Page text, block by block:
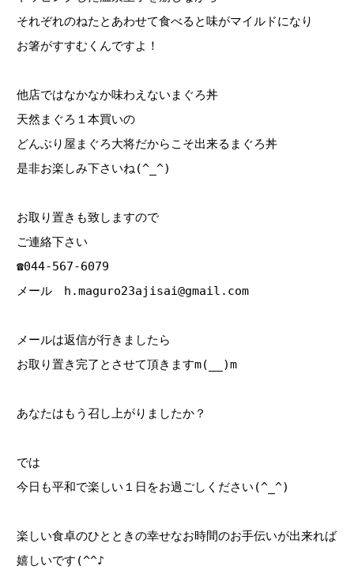
それぞれのねたとあわせて食べると味がマイルドになり
お箸がすすむくんですよ！
他店ではなかなか味わえないまぐろ丼
天然まぐろ１本買いの
どんぶり屋まぐろ大将だからこそ出来るまぐろ丼
是非お楽しみ下さいね(^_^)
お取り置きも致しますので
ご連絡下さい
☎044‐567‐6079
メール h.maguro23ajisai@gmail.com
メールは返信が行きましたら
お取り置き完了とさせて頂きますm(__)m
あなたはもう召し上がりましたか？
では
今日も平和で楽しい１日をお過ごしください(^_^)
楽しい食卓のひとときの幸せなお時間のお手伝いが出来れば
嬉しいです(^^♪